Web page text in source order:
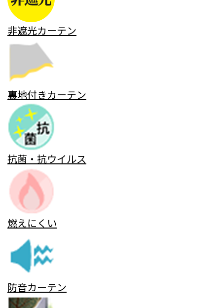
非遮光カーテン
裏地付きカーテン
抗菌・抗ウイルス
燃えにくい
防音カーテン